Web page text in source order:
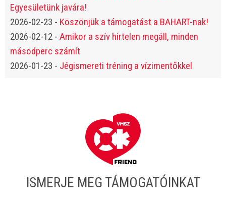
Egyesületünk javára!
2026-02-23 - Köszönjük a támogatást a BAHART-nak!
2026-02-12 - Amikor a szív hirtelen megáll, minden
másodperc számít
2026-01-23 - Jégismereti tréning a vízimentőkkel
ISMERJE MEG TÁMOGATÓINKAT